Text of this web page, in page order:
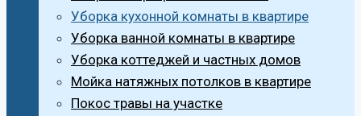
Уборка кухонной комнаты в квартире
Уборка ванной комнаты в квартире
Уборка коттеджей и частных домов
Мойка натяжных потолков в квартире
Покос травы на участке